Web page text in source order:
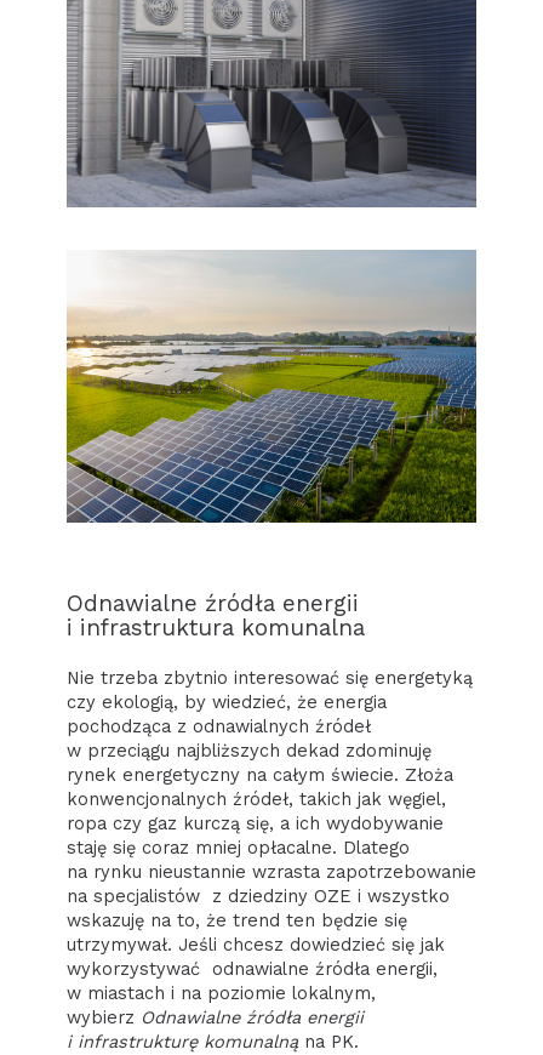
Odnawialne źródła energii
i infrastruktura komunalna
Nie trzeba zbytnio interesować się energetyką
czy ekologią, by wiedzieć, że energia
pochodząca z odnawialnych źródeł
w przeciągu najbliższych dekad zdominuję
rynek energetyczny na całym świecie. Złoża
konwencjonalnych źródeł, takich jak węgiel,
ropa czy gaz kurczą się, a ich wydobywanie
staję się coraz mniej opłacalne. Dlatego
na rynku nieustannie wzrasta zapotrzebowanie
na specjalistów z dziedziny OZE i wszystko
wskazuję na to, że trend ten będzie się
utrzymywał. Jeśli chcesz dowiedzieć się jak
wykorzystywać odnawialne źródła energii,
w miastach i na poziomie lokalnym,
wybierz Odnawialne źródła energii
i infrastrukturę komunalną na PK.